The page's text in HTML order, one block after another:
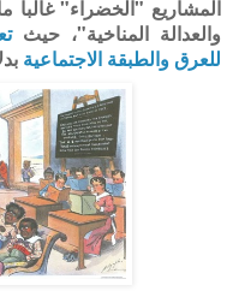
المشاريع "الخضراء" غالبا
والعدالة المناخية"، حيث
للعرق والطبقة الاجتماعية